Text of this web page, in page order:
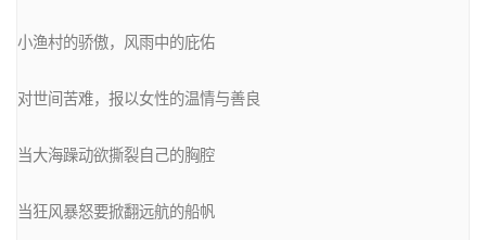
小渔村的骄傲，风雨中的庇佑
对世间苦难，报以女性的温情与善良
当大海躁动欲撕裂自己的胸腔
当狂风暴怒要掀翻远航的船帆